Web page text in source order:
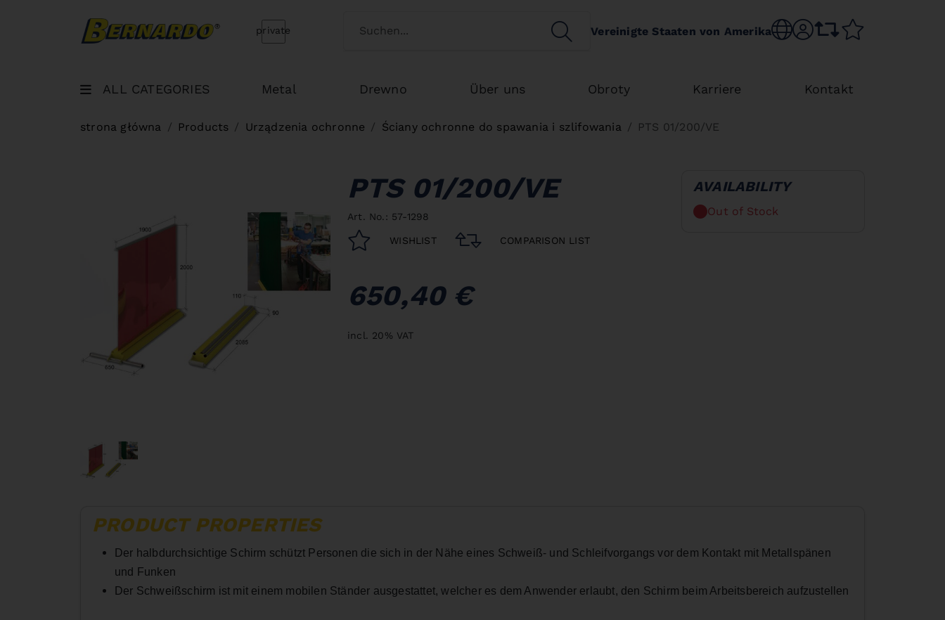
Bernardo Home Switch customertype
private SEARCHVereinigte Staaten von Amerika Choose language
sr.accountcomparison list
ALL CATEGORIES Metal Drewno Über uns Obroty Karriere Kontakt
strona główna Products Urządzenia ochronne Ściany ochronne do spawania i szlifowania PTS 01/200/VE
PTS 01/200/VE
Art. No.: 57-1298
WISHLIST COMPARISON LIST
650,40 €
incl. 20% VAT
AVAILABILITY
Out of Stock
PRODUCT PROPERTIES
Der halbdurchsichtige Schirm schützt Personen die sich in der Nähe eines Schweiß- und Schleifvorgangs vor dem Kontakt mit Metallspänen
und Funken
Der Schweißschirm ist mit einem mobilen Ständer ausgestattet, welcher es dem Anwender erlaubt, den Schirm beim Arbeitsbereich aufzustellen